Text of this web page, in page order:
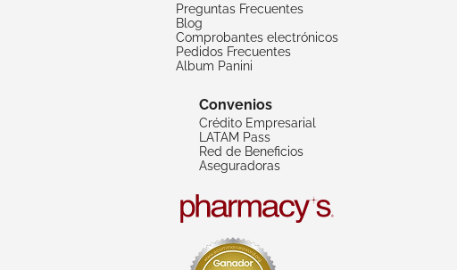
Preguntas Frecuentes
Blog
Comprobantes electrónicos
Pedidos Frecuentes
Album Panini
Convenios
Crédito Empresarial
LATAM Pass
Red de Beneficios
Aseguradoras